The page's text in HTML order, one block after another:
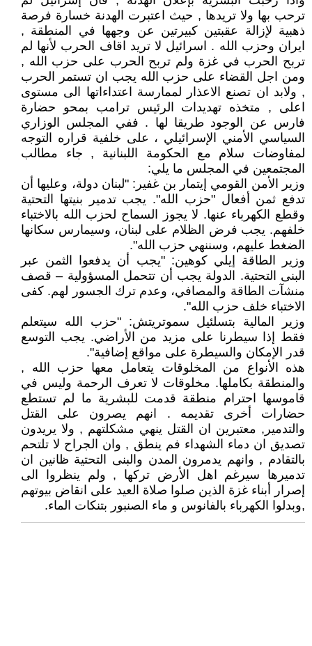
ترحب بها ولا تريدها , حيث اعتبرت الهدنة خسارة فرصة
ذهبية لإزالة عقبتين كبيرتين عن وجهها في المنطقة ,
ايران وحزب الله . اسرائيل لا تريد اقاف الحرب لأنها لم
تربح الحرب في غزة ولم تربح الحرب على حزب الله ,
ومن اجل القضاء على حزب الله يجب ان تستمر الحرب
, ولابد ان تصنع الاعذار لممارسة اعتداءاتها الى مستوى
اعلى , متخذه تهديدات الرئيس ترامب بمحو حضارة
فارس عن الوجود طريقا لها . ففي المجلس الوزاري
السياسي الأمني الإسرائيلي ، على خلفية قراره التوجه
لمفاوضات سلام مع الحكومة اللبنانية , جاء مطالب
المجتمعين في المجلس ما يلي:
وزير الأمن القومي إيتمار بن غفير: "لبنان دولة، وعليها أن
تدفع ثمن أفعال "حزب الله". يجب تدمير بنيتها التحتية
وقطع الكهرباء عنها. لا يجوز السماح لحزب الله بالاختباء
خلفهم. يجب فرض الظلام على لبنان، وسيمارس سكانها
الضغط عليهم، وسننهي حزب الله".
وزير الطاقة إيلي كوهين: "يجب أن يدفعوا الثمن عبر
البنى التحتية. الدولة يجب أن تتحمل المسؤولية – قصف
منشآت الطاقة والمصافي، وعدم ترك الجسور لهم. كفى
الاختباء خلف حزب الله".
وزير المالية بتسلئيل سموتريتش: "حزب الله سيتعلم
فقط إذا سيطرنا على مزيد من الأراضي. يجب التوسع
قدر الإمكان والسيطرة على مواقع إضافية".
هذه الأنواع من المخلوقات يتعامل معها حزب الله ,
والمنطقة بكاملها. مخلوقات لا تعرف الرحمة وليس في
قاموسها احترام منطقة قدمت للبشرية ما لم تستطع
حضارات أخرى تقديمه . انهم يصرون على القتل
والتدمير, معتبرين ان القتل ينهي مشكلتهم , ولا يريدون
تصديق ان دماء الشهداء فم ينطق , وان الجراح لا تلتحم
بالتقادم , وانهم يدمرون المدن والبنى التحتية ظانين ان
تدميرها سيرغم اهل الأرض تركها , ولم ينظروا الى
إصرار أبناء غزة الذين صلوا صلاة العيد على انقاض بيوتهم
,وبدلوا الكهرباء بالفانوس و ماء الصنبور بتنكات الماء.